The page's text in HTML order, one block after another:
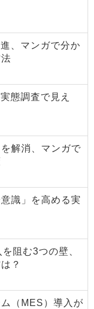
、マンガで分か
態調査で見え
解消、マンガで
識」を高める実
阻む3つの壁、
？
（MES）導入が